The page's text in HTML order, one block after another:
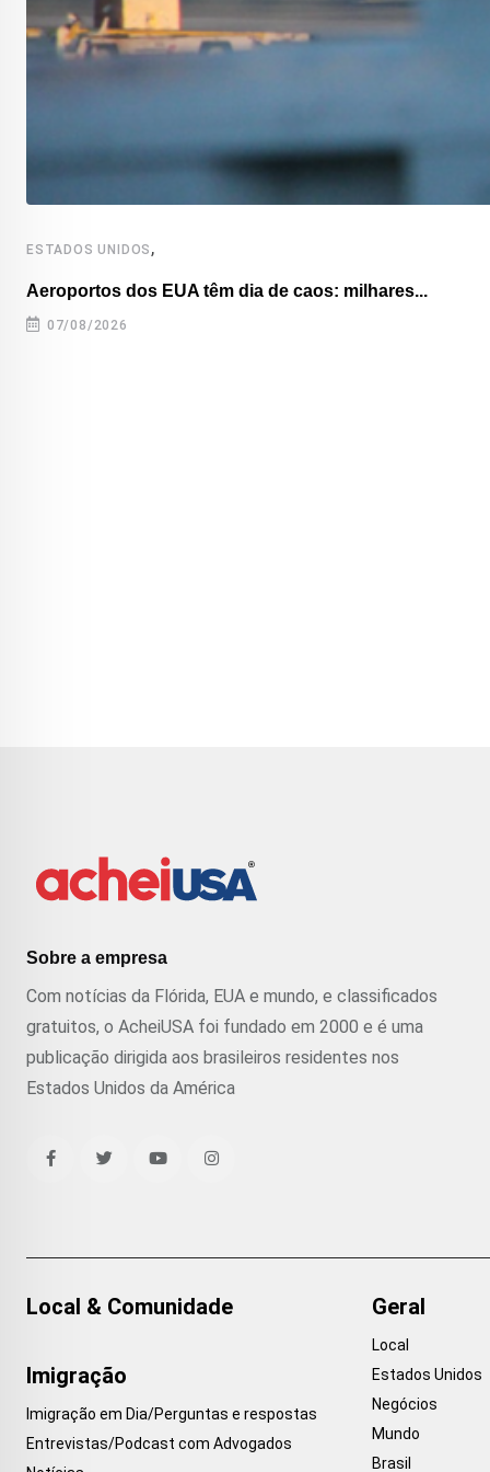
ESTADOS UNIDOS ,
Aeroportos dos EUA têm dia de caos: milhares...
07/08/2026
Sobre a empresa
Com notícias da Flórida, EUA e mundo, e classificados
gratuitos, o AcheiUSA foi fundado em 2000 e é uma
publicação dirigida aos brasileiros residentes nos
Estados Unidos da América
Local & Comunidade
Imigração
Imigração em Dia/Perguntas e respostas
Entrevistas/Podcast com Advogados
Geral
Local
Estados Unidos
Negócios
Mundo
Brasil